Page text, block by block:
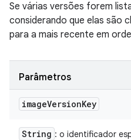
Se várias versões forem
considerando que elas são
para a mais recente em
Parâmetros
imageVersionKey
String : o identificador